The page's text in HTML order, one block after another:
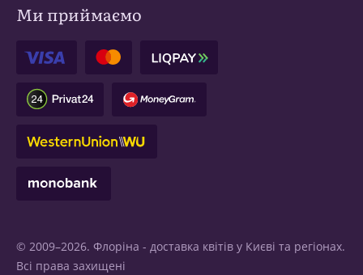
Ми приймаємо
© 2009–2026. Флоріна - доставка квітів у Києві та регіонах.
Всі права захищені